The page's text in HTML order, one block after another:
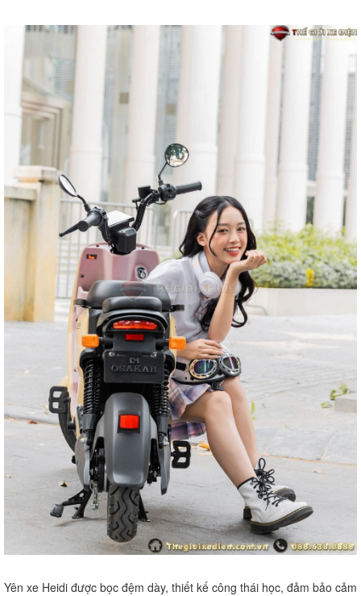
Yên xe Heidi được bọc đệm dày, thiết kế công thái học, đảm bảo cảm